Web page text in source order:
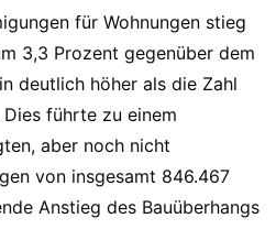
für Wohnungen stieg
3,3 Prozent gegenüber dem
deutlich höher als die Zahl
führte zu einem
aber noch nicht
von insgesamt 846.467
Anstieg des Bauüberhangs